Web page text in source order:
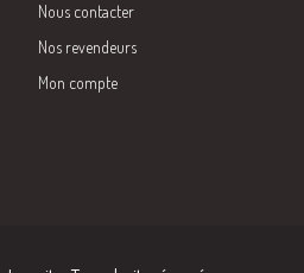
Nous contacter
Nos revendeurs
Mon compte